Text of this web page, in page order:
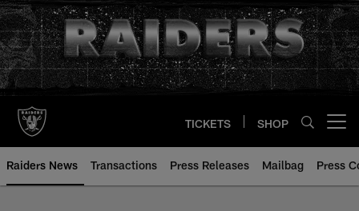
Skip
to
main
content
TICKETS SHOP
Raiders News Transactions Press Releases Mailbag Press